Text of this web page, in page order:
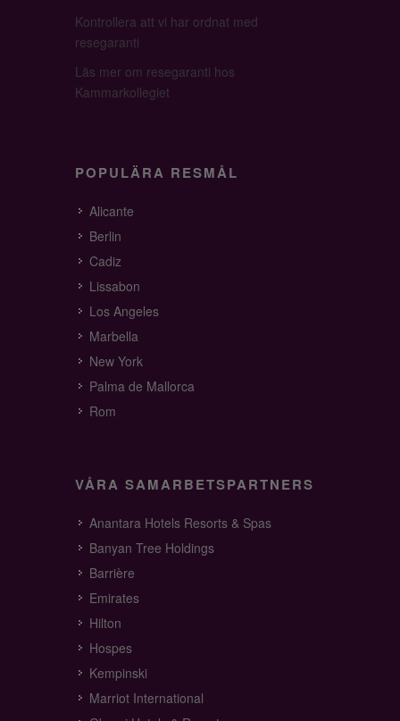
Kontrollera att vi har ordnat med
resegaranti
Läs mer om resegaranti hos
Kammarkollegiet
POPULÄRA RESMÅL
Alicante
Berlin
Cadiz
Lissabon
Los Angeles
Marbella
New York
Palma de Mallorca
Rom
VÅRA SAMARBETSPARTNERS
Anantara Hotels Resorts & Spas
Banyan Tree Holdings
Barrière
Emirates
Hilton
Hospes
Kempinski
Marriot International